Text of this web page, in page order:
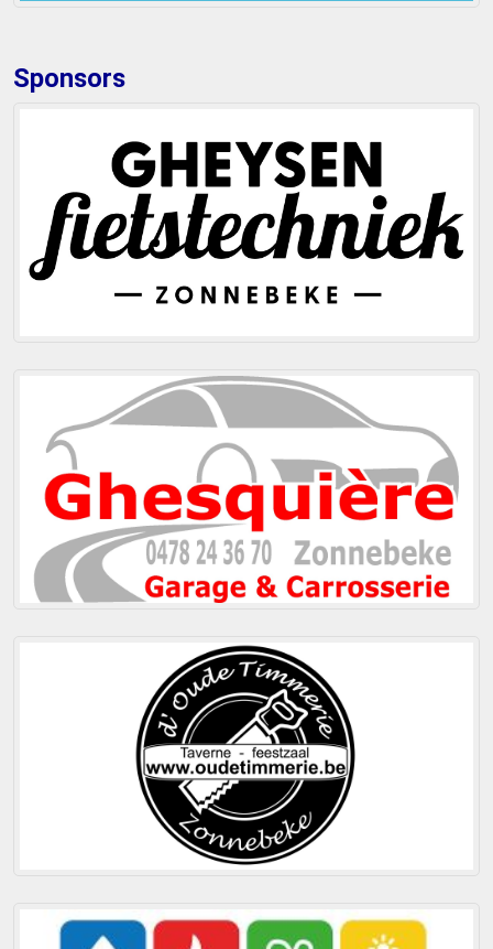
Sponsors